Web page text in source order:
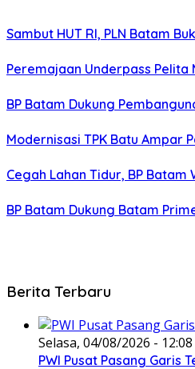
Sambut HUT RI, PLN Batam
Peremajaan Underpass Pelita
BP Batam Dukung
Modernisasi TPK Batu Ampar
Cegah Lahan Tidur, BP
BP Batam Dukung Batam
Berita Terbaru
Selasa, 04/08/2026 -
PWI Pusat Pasang Garis